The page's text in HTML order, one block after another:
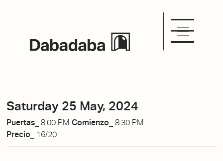
Saturday 25 May, 2024
Puertas_ 8:00 PM Comienzo_ 8:30 PM
Precio_
16/20